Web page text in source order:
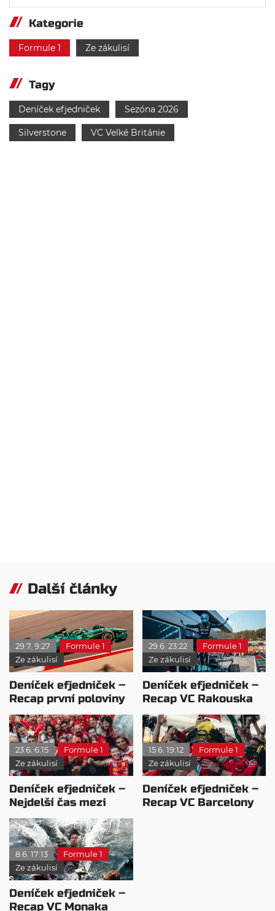
Kategorie
Formule 1 Ze zákulisí
Tagy
Deníček efjedniček Sezóna 2026
Silverstone VC Velké Británie
Další články
29.7. 9:27
Formule 1
Ze zákulisí
Deníček efjedniček –
Recap první poloviny
sezóny 2026
29.6. 23:22
Formule 1
Ze zákulisí
Deníček efjedniček –
Recap VC Rakouska
23.6. 6:15
Formule 1
Ze zákulisí
Deníček efjedniček –
Nejdelší čas mezi
vítězstvími
15.6. 19:12
Formule 1
Ze zákulisí
Deníček efjedniček –
Recap VC Barcelony
8.6. 17:13
Formule 1
Ze zákulisí
Deníček efjedniček –
Recap VC Monaka